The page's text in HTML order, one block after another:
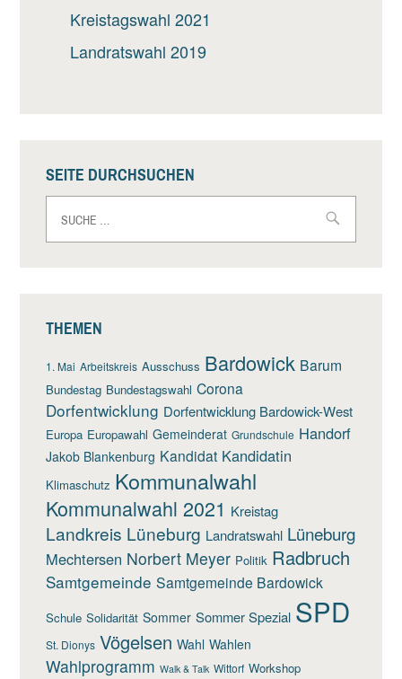
Kreistagswahl 2021
Landratswahl 2019
SEITE DURCHSUCHEN
nach:
THEMEN
1. Mai Arbeitskreis Ausschuss Bardowick Barum
Bundestag Bundestagswahl Corona
Dorfentwicklung Dorfentwicklung Bardowick-West
Europa Europawahl Gemeinderat Grundschule Handorf
Jakob Blankenburg Kandidat Kandidatin
Klimaschutz Kommunalwahl
Kommunalwahl 2021 Kreistag
Landkreis Lüneburg Landratswahl Lüneburg
Mechtersen Norbert Meyer Politik Radbruch
Samtgemeinde Samtgemeinde Bardowick
Schule Solidarität Sommer Sommer Spezial SPD
St. Dionys Vögelsen Wahl Wahlen
Wahlprogramm Walk & Talk Wittorf Workshop